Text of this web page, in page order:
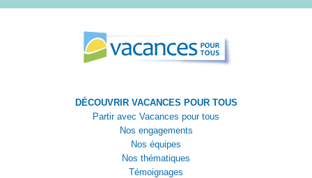
DÉCOUVRIR VACANCES POUR TOUS
Partir avec Vacances pour tous
Nos engagements
Nos équipes
Nos thématiques
Témoignages